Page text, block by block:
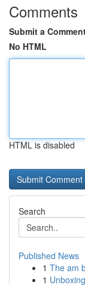
Comments
Submit a
No HTML
HTML is disabled
Search
Published News
1 The am
1